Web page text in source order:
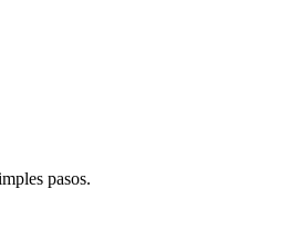
pasos.